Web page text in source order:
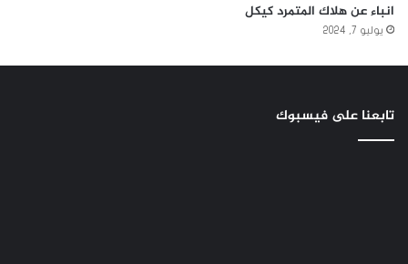
انباء عن هلاك المتمرد كيكل
يوليو 7, 2024
تابعنا على فيسبوك